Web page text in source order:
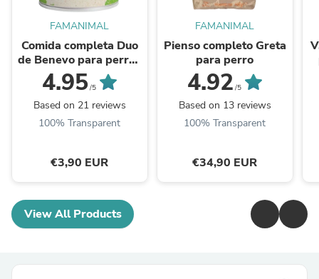
FAMANIMAL
Comida completa Duo
de Benevo para perros
y gatos, Lata 354g
4.95/5
Based on 21 reviews
100% Transparent
€3,90 EUR
FAMANIMAL
Pienso completo Greta
para perro
4.92 /5
Based on 13 reviews
100% Transparent
€34,90 EUR
View All Products